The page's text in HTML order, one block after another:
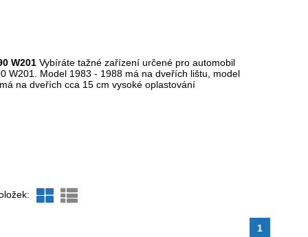
W201 Vybíráte tažné zařízení určené pro automobil
W201. Model 1983 - 1988 má na dveřích lištu, model
na dveřích cca 15 cm vysoké oplastování
1